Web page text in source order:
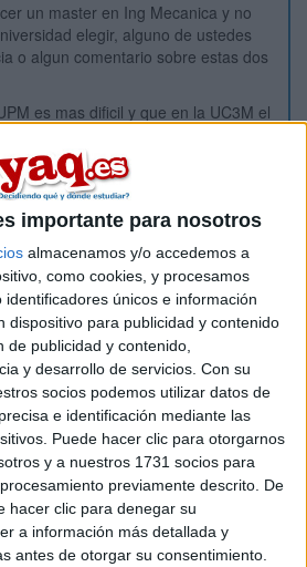
importante para nosotros
almacenamos y/o accedemos a
como cookies, y procesamos
únicos e información
dispositivo para publicidad y contenido
de publicidad y contenido,
y desarrollo de servicios. Con su
socios podemos utilizar datos de
e identificación mediante las
Puede hacer clic para otorgarnos
y a nuestros 1731 socios para
previamente descrito. De
hacer clic para denegar su
a información más detallada y
antes de otorgar su consentimiento.
un master en Ing Mecanica y no
elegir, alguno de ustedes
o algun comentario sobre estas dos
es mas dificil y que en la UC3M el
- un mundo Ingeniería Mecánica